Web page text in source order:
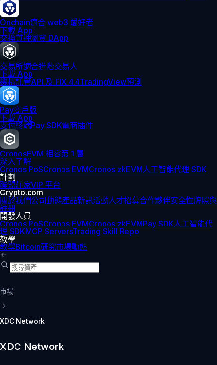
Onchain適合 web3 愛好者
下載 App
交換質押瀏覽 DApp
交易所適合進階交易人
下載 App
機構託管API 及 FIX 4.4TradingView預測
Pay商戶版
下載 App
支付終端Pay SDK電商插件
CronosEVM 相容第 1 層
深入了解
Cronos PoSCronos EVMCronos zkEVM人工智能代理 SDK
計劃
聯盟莊家VIP 平台
Crypto.com
關於我們公司動態產品新訊活動人才招募合作夥伴安全性牌照與
註冊
開發人員
Cronos PoSCronos EVMCronos zkEVMPay SDK人工智能代
理 SDKMCP ServersTrading Skill Repo
教學
教學Bitcoin研究市場動態
市場
XDC Network
XDC Network